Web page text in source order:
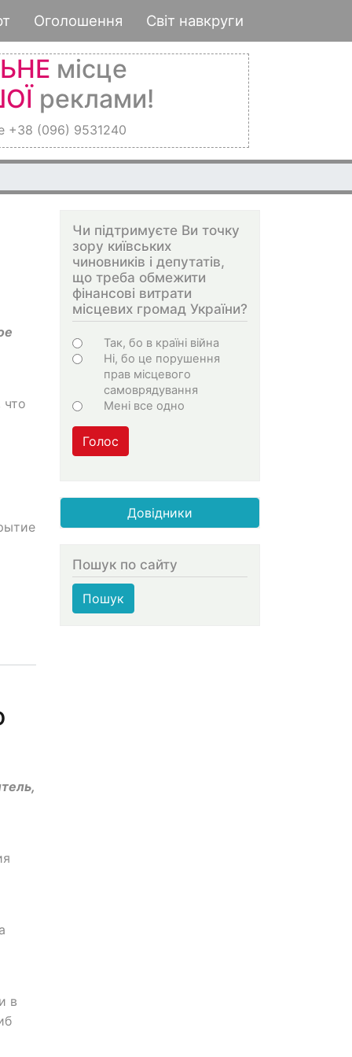
Оголошення Світ навкруги
місце
реклами!
+38 (096) 9531240
в
Чи підтримуєте Ви точку
зору київських
чиновників і депутатів,
що треба обмежити
фінансові витрати
місцевих громад України?
Choices
Так, бо в країні війна
Ні, бо це порушення
прав місцевого
самоврядування
Мені все одно
Голос
Довідники
Пошук по сайту
Пошук